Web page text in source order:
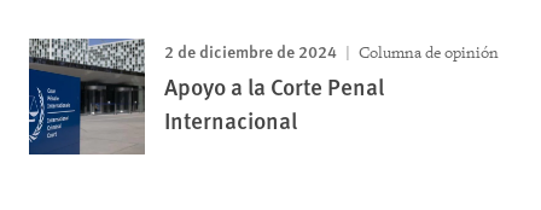
2 de diciembre de 2024 Columna de opinión
Apoyo a la Corte Penal
Internacional